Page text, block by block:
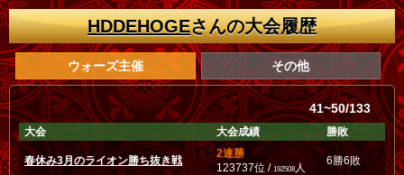
HDDEHOGEさんの大会履歴
ウォーズ主催 その他
41~50/133
大会 大会成績 勝敗
春休み3月のライオン勝ち抜き戦
2連勝
123737位 /192508人
6勝6敗